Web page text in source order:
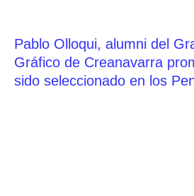
Pablo Olloqui, alumni del
Gráfico de Creanavarra
sido seleccionado en los